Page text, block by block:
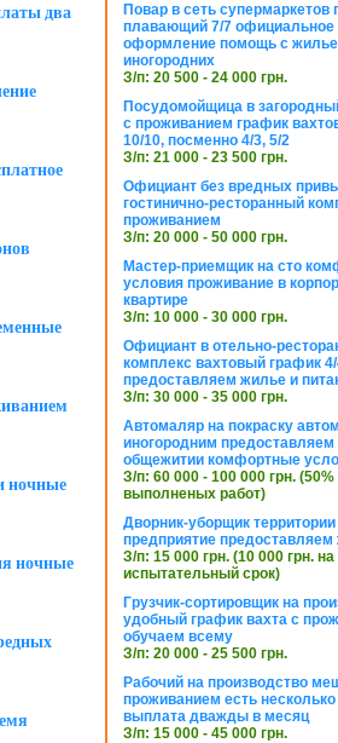
два
ночные
ночные
Повар в сеть супермаркетов
плавающий 7/7 официальное
оформление помощь с
иногородних
З/п: 20 500 - 24 000 грн.
Посудомойщица в
с проживанием график
10/10, посменно 4/3, 5/2
З/п: 21 000 - 23 500 грн.
Официант без вредных
гостинично-ресторанный
проживанием
З/п: 20 000 - 50 000 грн.
Мастер-приемщик на сто
условия проживание в
квартире
З/п: 10 000 - 30 000 грн.
Официант в отельно-
комплекс вахтовый график 4/
предоставляем жилье и
З/п: 30 000 - 35 000 грн.
Автомаляр на покраску
иногородним
общежитии комфортные
З/п: 60 000 - 100 000 грн. (50%
выполненых работ)
Дворник-уборщик территории
предприятие
З/п: 15 000 грн. (10 000 грн. на
испытательный срок)
Грузчик-сортировщик на
удобный график вахта с
обучаем всему
З/п: 20 000 - 25 500 грн.
Рабочий на производство
проживанием есть
выплата дважды в месяц
З/п: 15 000 - 45 000 грн.